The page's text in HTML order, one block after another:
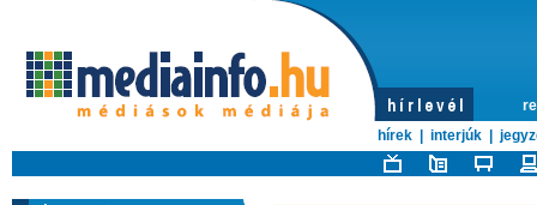
hírek
interjúk